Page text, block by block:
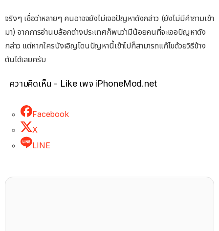
จริงๆ เชื่อว่าหลายๆ คนอาจจยังไม่เจอปัญหาดังกล่าว (ยังไม่มีคำถามเข้า
มา) จากการอ่านบล้อกต่างประเทศก็พบว่ามีน้อยคนที่จะเจอปัญหาดัง
กล่าว แต่หากใครบังเอิญโดนปัญหานี้เข้าไปก็สามารถแก้ไขด้วยวิธีข้าง
ต้นได้เลยครับ
ความคิดเห็น - Like เพจ iPhoneMod.net
Facebook
X
LINE